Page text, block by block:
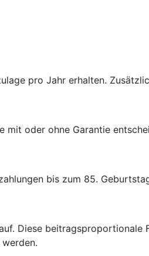
pro Jahr erhalten.
mit oder ohne Garantie
bis zum 85.
Diese